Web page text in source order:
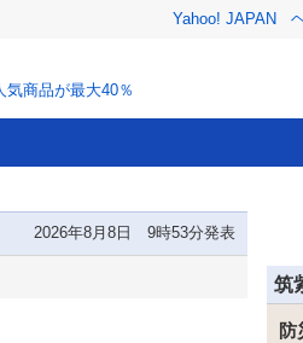
Yahoo! JAPAN
商品が最大40％
2026年8月8日 9時53分発表
筑
防